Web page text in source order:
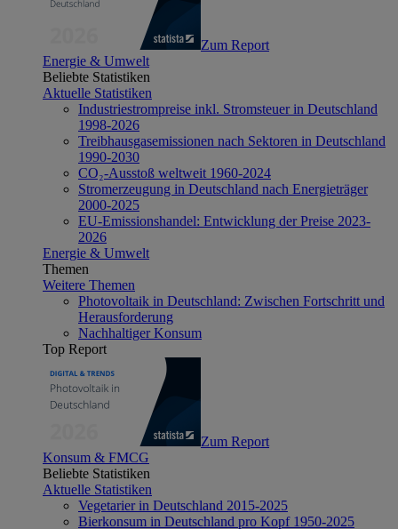
Zum Report
Energie & Umwelt
Beliebte Statistiken
Aktuelle Statistiken
Industriestrompreise inkl. Stromsteuer in Deutschland
1998-2026
Treibhausgasemissionen nach Sektoren in Deutschland
1990-2030
CO₂-Ausstoß weltweit 1960-2024
Stromerzeugung in Deutschland nach Energieträger
2000-2025
EU-Emissionshandel: Entwicklung der Preise 2023-
2026
Energie & Umwelt
Themen
Weitere Themen
Photovoltaik in Deutschland: Zwischen Fortschritt und
Herausforderung
Nachhaltiger Konsum
Top Report
Zum Report
Konsum & FMCG
Beliebte Statistiken
Aktuelle Statistiken
Vegetarier in Deutschland 2015-2025
Bierkonsum in Deutschland pro Kopf 1950-2025